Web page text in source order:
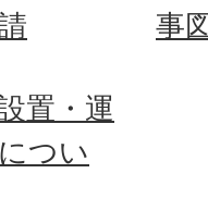
事
置・運
つい